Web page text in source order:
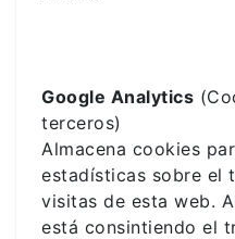
Google Analytics
terceros)
Almacena cookies
estadísticas sobre el
visitas de esta web.
está consintiendo el